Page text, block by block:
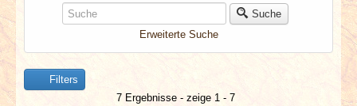
NEUESTE ARTIKEL
NEWS & DATES
BERICHTE
Suche
Erweiterte Suche
Filters
7 Ergebnisse - zeige 1 - 7